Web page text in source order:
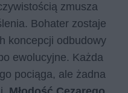
zmusza
Bohater zostaje
koncepcji odbudowy
ewolucyjne. Każda
pociąga, ale żadna